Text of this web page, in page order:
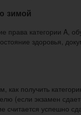
зимой
права категории A,
здоровья,
как получить
(если экзамен
считается успешно